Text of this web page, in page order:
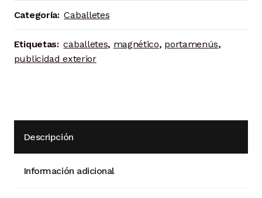
Categoría: Caballetes
Etiquetas: caballetes, magnético, portamenús,
publicidad exterior
Descripción
Información adicional